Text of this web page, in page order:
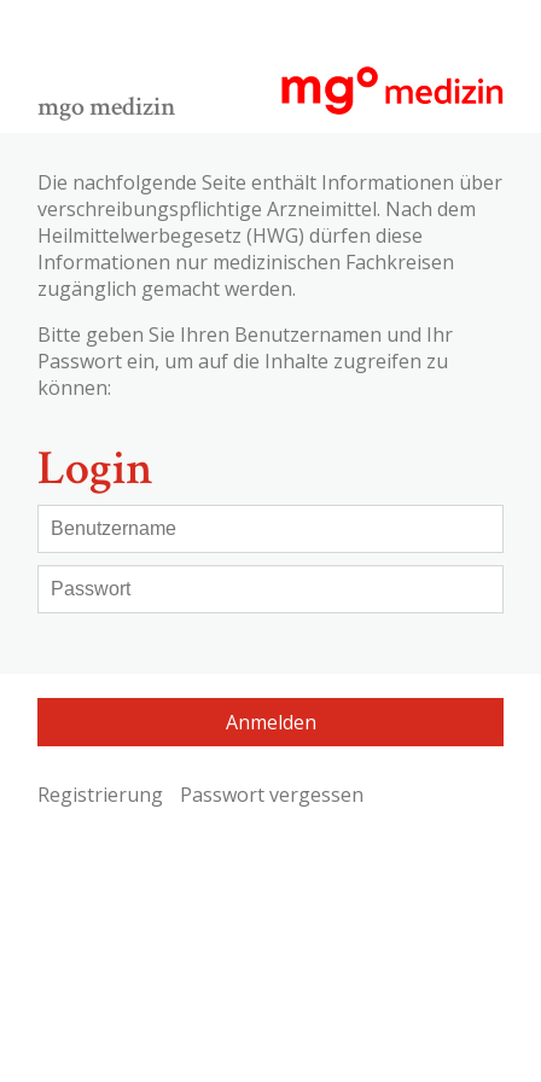
mgo medizin
Die nachfolgende Seite enthält Informationen über
verschreibungspflichtige Arzneimittel. Nach dem
Heilmittelwerbegesetz (HWG) dürfen diese
Informationen nur medizinischen Fachkreisen
zugänglich gemacht werden.
Bitte geben Sie Ihren Benutzernamen und Ihr
Passwort ein, um auf die Inhalte zugreifen zu
können:
Login
Registrierung Passwort vergessen